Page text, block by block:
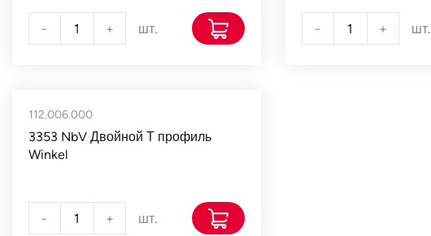
- + шт. - + шт.
112.006.000
3353 NbV Двойной Т профиль
Winkel
- + шт.